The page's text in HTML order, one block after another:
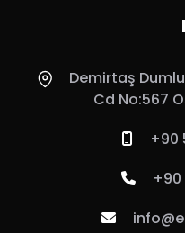
Demirtaş
Cd No:567
+90
+90